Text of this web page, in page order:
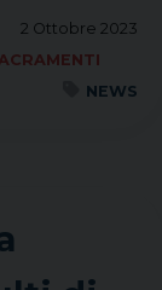
2 Ottobre 2023
NEWS